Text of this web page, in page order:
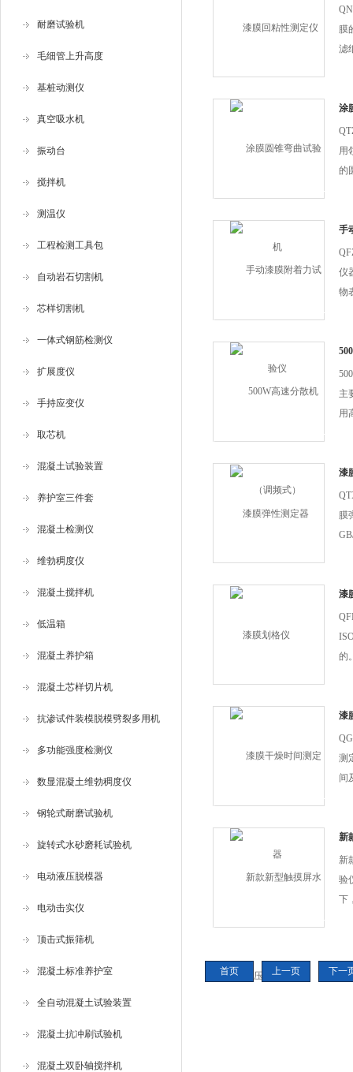
耐磨试验机
毛细管上升高度
基桩动测仪
真空吸水机
振动台
搅拌机
测温仪
工程检测工具包
自动岩石切割机
芯样切割机
一体式钢筋检测仪
扩展度仪
手持应变仪
取芯机
混凝土试验装置
养护室三件套
混凝土检测仪
维勃稠度仪
混凝土搅拌机
低温箱
混凝土养护箱
混凝土芯样切片机
抗渗试件装模脱模劈裂多用机
多功能强度检测仪
数显混凝土维勃稠度仪
钢轮式耐磨试验机
旋转式水砂磨耗试验机
电动液压脱模器
电动击实仪
顶击式振筛机
混凝土标准养护室
全自动混凝土试验装置
混凝土抗冲刷试验机
混凝土双卧轴搅拌机
膜
滤
倍
面
涂
用
的
手
仪
物
主
用
叶
漆
膜
一
性
坏
漆
的
以
涂
不
漆
测
间
新
验
新
验
下
判
首页
上一页 下一